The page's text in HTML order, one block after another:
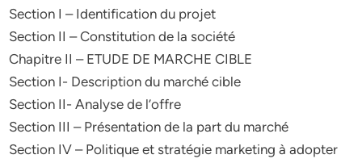
Section I – Identification du projet
Section II – Constitution de la société
Chapitre II – ETUDE DE MARCHE CIBLE
Section I- Description du marché cible
Section II- Analyse de l’offre
Section III – Présentation de la part du marché
Section IV – Politique et stratégie marketing à adopter